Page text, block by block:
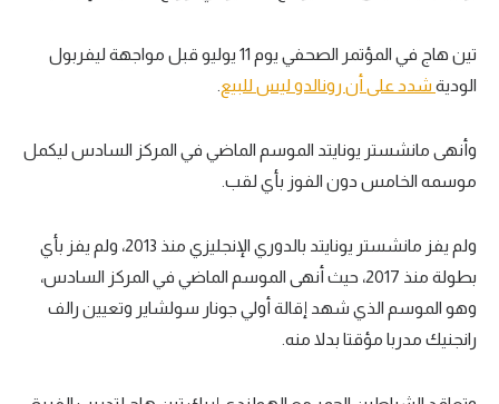
تين هاج في المؤتمر الصحفي يوم 11 يوليو قبل مواجهة ليفربول
الودية شدد على أن رونالدو ليس للبيع
وأنهى مانشستر يونايتد الموسم الماضي في المركز السادس ليكمل
موسمه الخامس دون الفوز بأي لقب.
ولم يفز مانشستر يونايتد بالدوري الإنجليزي منذ 2013، ولم يفز بأي
بطولة منذ 2017، حيث أنهى الموسم الماضي في المركز السادس،
وهو الموسم الذي شهد إقالة أولي جونار سولشاير وتعيين رالف
رانجنيك مدربا مؤقتا بدلا منه.